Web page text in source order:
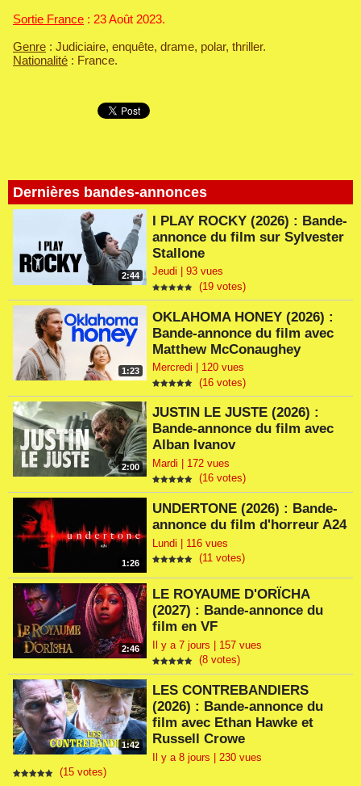
Dernières bandes-annonces
2:44
I PLAY ROCKY (2026) : Bande-
annonce du film sur Sylvester
Stallone
Jeudi | 93 vues
(19 votes)
1:23
OKLAHOMA HONEY (2026) :
Bande-annonce du film avec
Matthew McConaughey
Mercredi | 120 vues
(16 votes)
2:00
JUSTIN LE JUSTE (2026) :
Bande-annonce du film avec
Alban Ivanov
Mardi | 172 vues
(16 votes)
1:26
UNDERTONE (2026) : Bande-
annonce du film d'horreur A24
Lundi | 116 vues
(11 votes)
2:46
LE ROYAUME D'ORÏCHA
(2027) : Bande-annonce du
film en VF
Il y a 7 jours | 157 vues
(8 votes)
1:42
LES CONTREBANDIERS
(2026) : Bande-annonce du
film avec Ethan Hawke et
Russell Crowe
Il y a 8 jours | 230 vues
(15 votes)
Sortie France : 23 Août 2023.
Genre : Judiciaire, enquête, drame, polar, thriller.
Nationalité : France.